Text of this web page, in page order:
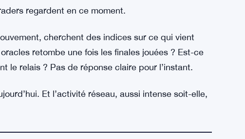
être là que la valeur se construit — pas dans un
de dollars dentrées hebdomadaires tandis
regardent en ce moment.